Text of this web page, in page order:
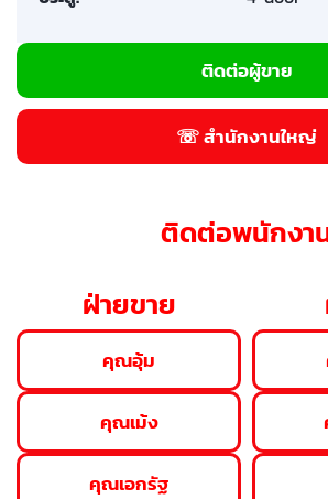
ติดต่อผู้ขาย
☏ สำนักงานใหญ่
ติดต่อพนักงา
ฝ่ายขาย
คุณอุ้ม
คุณเม้ง
คุณเอกรัฐ